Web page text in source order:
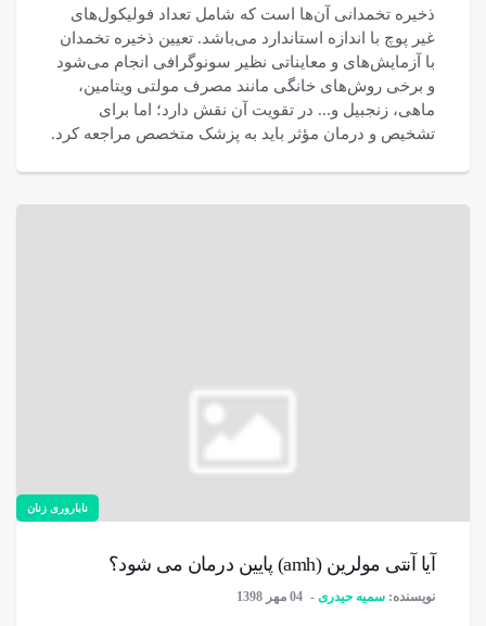
ذخیره تخمدانی آن‌ها است که شامل تعداد فولیکول‌های
غیر پوچ با اندازه استاندارد می‌باشد. تعیین ذخیره تخمدان
با آزمایش‌های و معایناتی نظیر سونوگرافی انجام می‌شود
و برخی روش‌های خانگی مانند مصرف مولتی ویتامین،
ماهی، زنجبیل و... در تقویت آن نقش دارد؛ اما برای
تشخیص و درمان مؤثر باید به پزشک متخصص مراجعه کرد.
ناباروری زنان
آیا آنتی مولرین (amh) پایین درمان می شود؟
نویسنده: سمیه حیدری 04 مهر 1398